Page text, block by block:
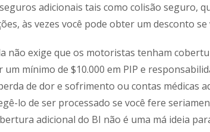
adicionais tais como colisão seguro,
às vezes você pode obter um desconto
não exige que os motoristas tenham
mínimo de $10.000 em PIP e
de dor e sofrimento ou contas médicas
lo de ser processado se você fere
adicional do BI não é uma má ideia